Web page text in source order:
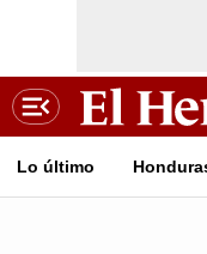
Lo último